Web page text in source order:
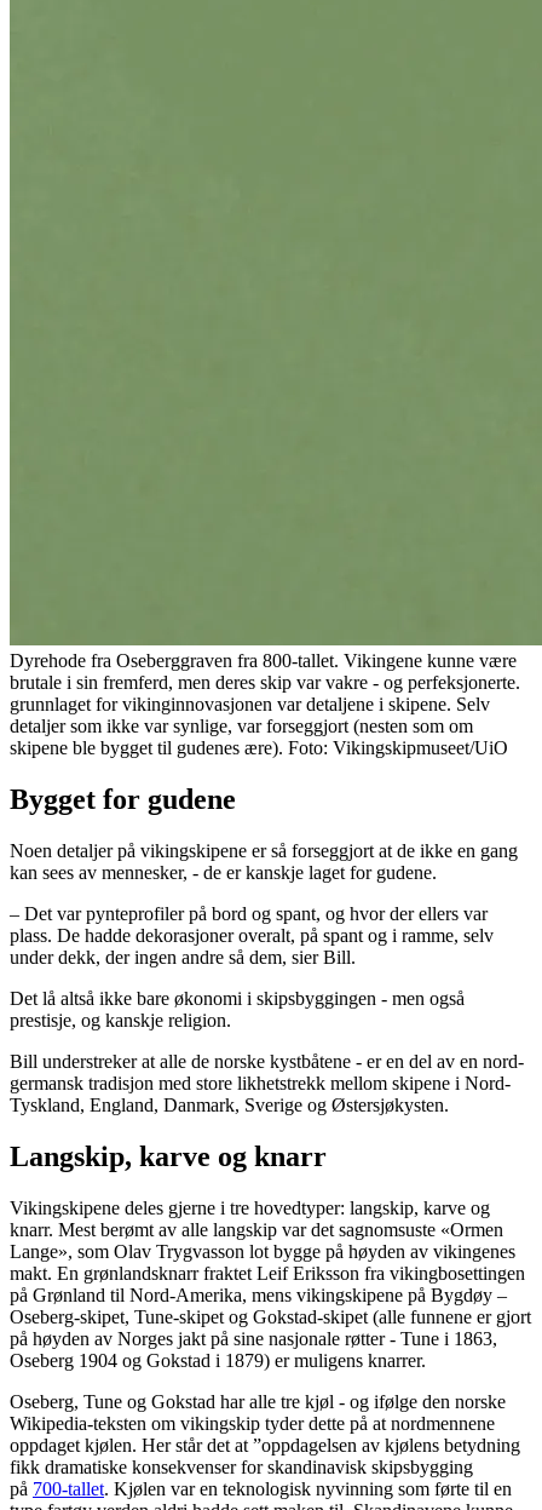
Dyrehode fra Oseberggraven fra 800-tallet. Vikingene kunne være
brutale i sin fremferd, men deres skip var vakre - og perfeksjonerte.
grunnlaget for vikinginnovasjonen var detaljene i skipene. Selv
detaljer som ikke var synlige, var forseggjort (nesten som om
skipene ble bygget til gudenes ære). Foto: Vikingskipmuseet/UiO
Bygget for gudene
Noen detaljer på vikingskipene er så forseggjort at de ikke en gang
kan sees av mennesker, - de er kanskje laget for gudene.
– Det var pynteprofiler på bord og spant, og hvor der ellers var
plass. De hadde dekorasjoner overalt, på spant og i ramme, selv
under dekk, der ingen andre så dem, sier Bill.
Det lå altså ikke bare økonomi i skipsbyggingen - men også
prestisje, og kanskje religion.
Bill understreker at alle de norske kystbåtene - er en del av en nord-
germansk tradisjon med store likhetstrekk mellom skipene i Nord-
Tyskland, England, Danmark, Sverige og Østersjøkysten.
Langskip, karve og knarr
Vikingskipene deles gjerne i tre hovedtyper: langskip, karve og
knarr. Mest berømt av alle langskip var det sagnomsuste «Ormen
Lange», som Olav Trygvasson lot bygge på høyden av vikingenes
makt. En grønlandsknarr fraktet Leif Eriksson fra vikingbosettingen
på Grønland til Nord-Amerika, mens vikingskipene på Bygdøy –
Oseberg-skipet, Tune-skipet og Gokstad-skipet (alle funnene er gjort
på høyden av Norges jakt på sine nasjonale røtter - Tune i 1863,
Oseberg 1904 og Gokstad i 1879) er muligens knarrer.
Oseberg, Tune og Gokstad har alle tre kjøl - og ifølge den norske
Wikipedia-teksten om vikingskip tyder dette på at nordmennene
oppdaget kjølen. Her står det at ”oppdagelsen av kjølens betydning
fikk dramatiske konsekvenser for skandinavisk skipsbygging
på 700-tallet. Kjølen var en teknologisk nyvinning som førte til en